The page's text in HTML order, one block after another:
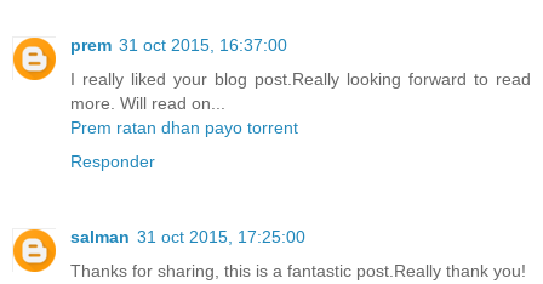
prem 31 oct 2015, 16:37:00
I really liked your blog post.Really looking forward to read
more. Will read on...
Prem ratan dhan payo torrent
Responder
salman 31 oct 2015, 17:25:00
Thanks for sharing, this is a fantastic post.Really thank you!